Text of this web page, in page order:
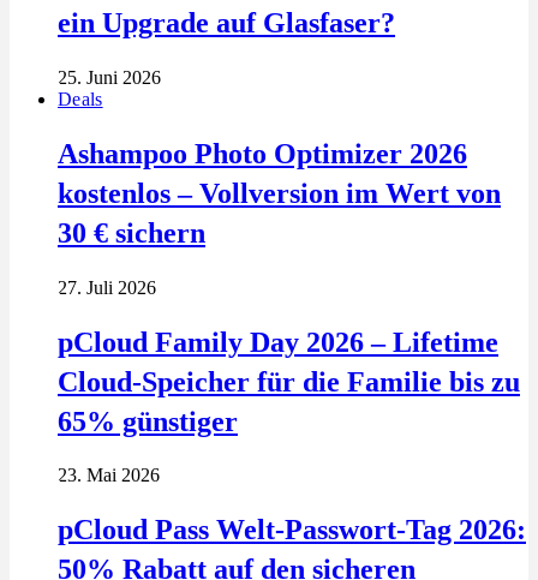
ein Upgrade auf Glasfaser?
25. Juni 2026
Deals
Ashampoo Photo Optimizer 2026
kostenlos – Vollversion im Wert von
30 € sichern
27. Juli 2026
pCloud Family Day 2026 – Lifetime
Cloud-Speicher für die Familie bis zu
65% günstiger
23. Mai 2026
pCloud Pass Welt-Passwort-Tag 2026:
50% Rabatt auf den sicheren